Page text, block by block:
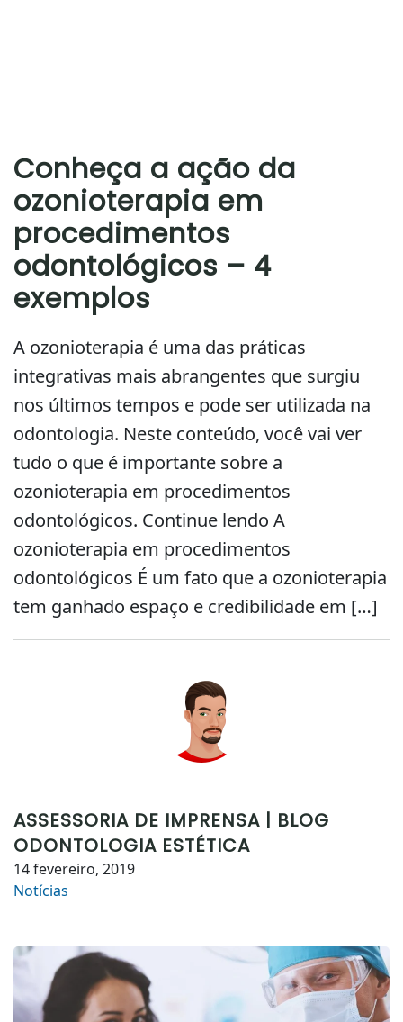
Conheça a ação da
ozonioterapia em
procedimentos
odontológicos – 4
exemplos
A ozonioterapia é uma das práticas
integrativas mais abrangentes que surgiu
nos últimos tempos e pode ser utilizada na
odontologia. Neste conteúdo, você vai ver
tudo o que é importante sobre a
ozonioterapia em procedimentos
odontológicos. Continue lendo A
ozonioterapia em procedimentos
odontológicos É um fato que a ozonioterapia
tem ganhado espaço e credibilidade em […]
ASSESSORIA DE IMPRENSA | BLOG
ODONTOLOGIA ESTÉTICA
14 fevereiro, 2019
Notícias